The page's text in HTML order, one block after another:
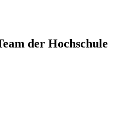
der Hochschule